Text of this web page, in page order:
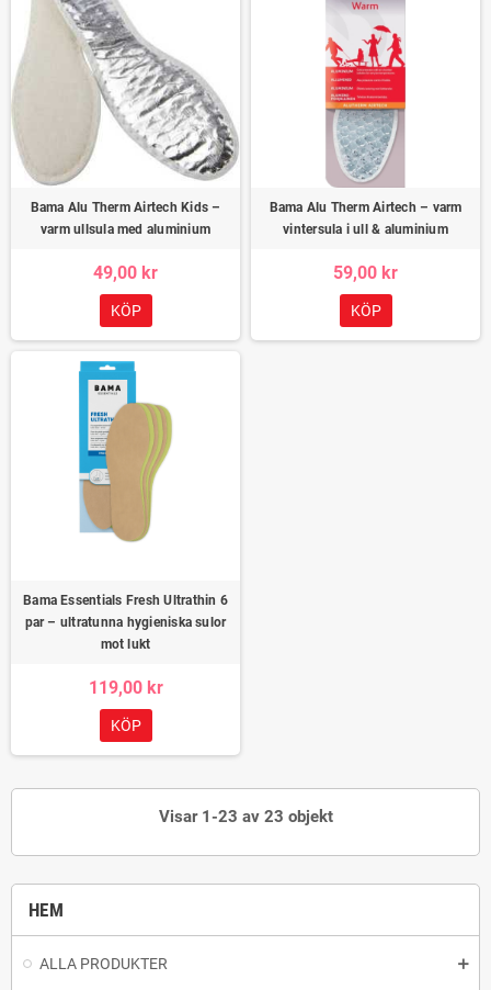
HEM
ALLA PRODUKTER
Bama Alu Therm Airtech Kids –
varm ullsula med aluminium
49,00 kr
KÖP
Bama Alu Therm Airtech – varm
vintersula i ull & aluminium
59,00 kr
KÖP
Bama Essentials Fresh Ultrathin 6
par – ultratunna hygieniska sulor
mot lukt
119,00 kr
KÖP
Visar 1-23 av 23 objekt